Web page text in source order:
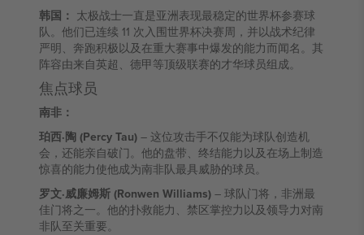
韩国： 太极战士一直是亚洲表现最稳定的世界杯参赛球
队。他们已连续 11 次入围世界杯决赛周，并以战术纪律
严明、奔跑积极以及在重大赛事中爆发的能力而闻名。其
阵容由来自英超、德甲等顶级联赛的才华球员组成。
焦点球员
南非：
珀西·陶 (Percy Tau) – 这位攻击手不仅能为球队创造机
会，还能亲自破门。他的盘带、终结能力以及在场上制造
惊喜的能力使他成为南非队最具威胁的球员。
罗文·威廉姆斯 (Ronwen Williams) – 球队门将，非洲最
佳门将之一。他的扑救能力、禁区掌控力以及领导力对南
非队至关重要。